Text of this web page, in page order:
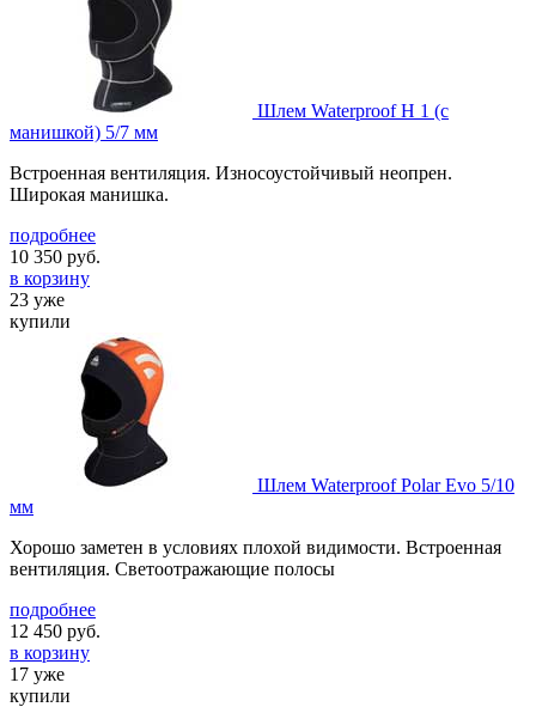
Шлем Waterproof H 1 (с
манишкой) 5/7 мм
Встроенная вентиляция. Износоустойчивый неопрен.
Широкая манишка.
подробнее
10 350 руб.
в корзину
23 уже
купили
Шлем Waterproof Polar Evo 5/10
мм
Хорошо заметен в условиях плохой видимости. Встроенная
вентиляция. Светоотражающие полосы
подробнее
12 450 руб.
в корзину
17 уже
купили